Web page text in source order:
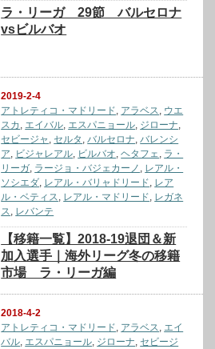
ラ・リーガ 29節 バルセロナ
vsビルバオ
2019-2-4
アトレティコ・マドリード アラベス
ウエ
スカ
エイバル エスパニョール ジローナ
セビージャ
セルタ バルセロナ バレンシ
ア
ビジャレアル ビルバオ ,ヘタフェ
ラ・
リーガ ラージョ・バジェカーノ
レアル・
ソシエダ レアル・バリャドリード レア
ル・ベティス
レアル・マドリード レガネ
ス
レバンテ
【移籍一覧】2018-19退団＆新
加入選手｜海外リーグ冬の移籍
市場 ラ・リーガ編
2018-4-2
アトレティコ・マドリード アラベス
エイ
バル エスパニョール ジローナ セビージ